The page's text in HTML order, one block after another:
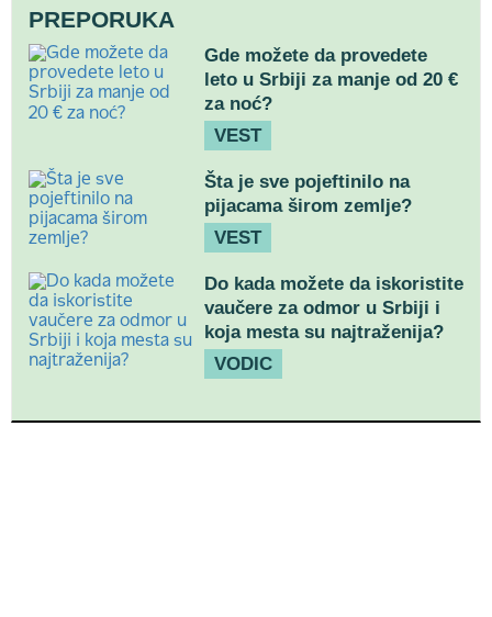
PREPORUKA
Gde možete da provedete
leto u Srbiji za manje od 20 €
za noć?
VEST
Šta je sve pojeftinilo na
pijacama širom zemlje?
VEST
Do kada možete da iskoristite
vaučere za odmor u Srbiji i
koja mesta su najtraženija?
VODIC